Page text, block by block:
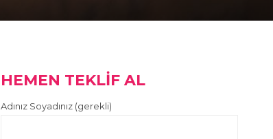
HEMEN TEKLİF AL
Adınız Soyadınız (gerekli)